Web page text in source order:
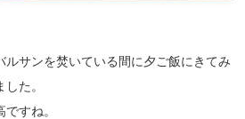
ルサンを焚いている間に夕ご飯にきてみ
た。
すね。